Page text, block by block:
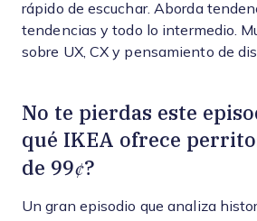
rápido de escuchar. Aborda
tendencias y todo lo intermedio.
sobre UX, CX y pensamiento de
No te pierdas este
qué IKEA ofrece
de 99¢?
Un gran episodio que analiza